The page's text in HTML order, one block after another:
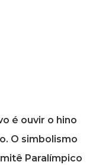
é ouvir o hino
O simbolismo
Paralímpico